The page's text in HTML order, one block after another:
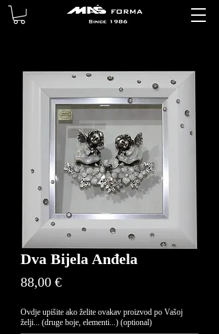
Dva Bijela Anđela
88,00 €Price
Ovdje upišite ako želite ovakav proizvod po Vašoj
želji... (druge boje, elementi...) (optional)